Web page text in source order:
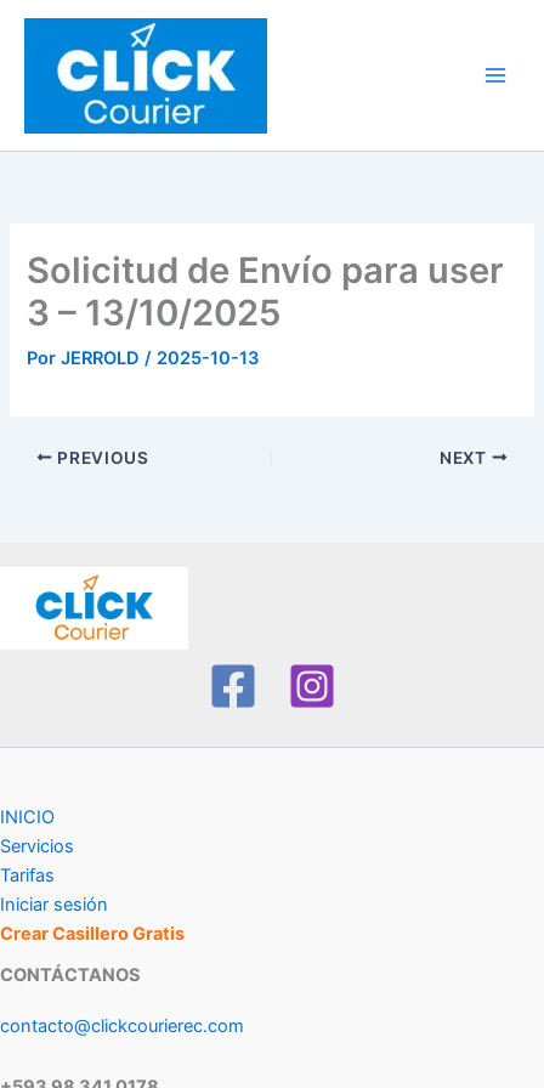
contenido
Solicitud de Envío para user
3 – 13/10/2025
PorJERROLD/ 2025-10-13
PREVIOUS NEXT
INICIO
Servicios
Tarifas
Iniciar sesión
Crear Casillero Gratis
CONTÁCTANOS
contacto@clickcourierec.com